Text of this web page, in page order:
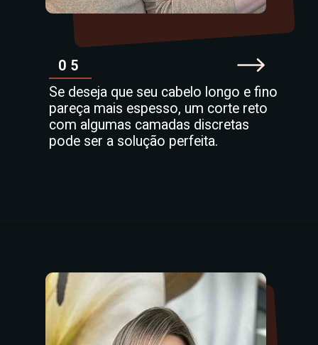
05
Se deseja que seu cabelo longo e fino
pareça mais espesso, um corte reto
com algumas camadas discretas
pode ser a solução perfeita.